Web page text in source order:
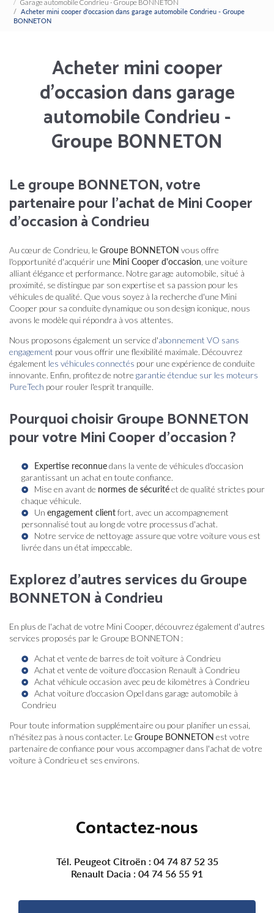
Garage automobile Condrieu - Groupe BONNETON
Acheter mini cooper d'occasion dans garage automobile Condrieu - Groupe
BONNETON
Acheter mini cooper
d'occasion dans garage
automobile Condrieu -
Groupe BONNETON
Le groupe BONNETON, votre
partenaire pour l'achat de Mini Cooper
d'occasion à Condrieu
Au cœur de Condrieu, le Groupe BONNETON vous offre
l'opportunité d'acquérir une Mini Cooper d'occasion , une voiture
alliant élégance et performance. Notre garage automobile, situé à
proximité, se distingue par son expertise et sa passion pour les
véhicules de qualité. Que vous soyez à la recherche d'une Mini
Cooper pour sa conduite dynamique ou son design iconique, nous
avons le modèle qui répondra à vos attentes.
Nous proposons également un service d'abonnement VO sans
engagement pour vous offrir une flexibilité maximale. Découvrez
également les véhicules connectés pour une expérience de conduite
innovante. Enfin, profitez de notre garantie étendue sur les moteurs
PureTech pour rouler l'esprit tranquille.
Pourquoi choisir Groupe BONNETON
pour votre Mini Cooper d'occasion ?
Expertise reconnuedans la vente de véhicules d'occasion
garantissant un achat en toute confiance.
Mise en avant de normes de sécuritéet de qualité strictes pour
chaque véhicule.
Un engagement clientfort, avec un accompagnement
personnalisé tout au long de votre processus d'achat.
Notre service de nettoyage assure que votre voiture vous est
livrée dans un état impeccable.
Explorez d'autres services du Groupe
BONNETON à Condrieu
En plus de l'achat de votre Mini Cooper, découvrez également d'autres
services proposés par le Groupe BONNETON :
Achat et vente de barres de toit voiture à Condrieu
Achat et vente de voiture d'occasion Renault à Condrieu
Achat véhicule occasion avec peu de kilomètres à Condrieu
Achat voiture d'occasion Opel dans garage automobile à
Condrieu
Pour toute information supplémentaire ou pour planifier un essai,
n'hésitez pas à nous contacter. Le Groupe BONNETON est votre
partenaire de confiance pour vous accompagner dans l'achat de votre
voiture à Condrieu et ses environs.
Contactez-nous
Tél. Peugeot Citroën : 04 74 87 52 35
Renault Dacia : 04 74 56 55 91